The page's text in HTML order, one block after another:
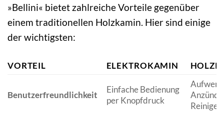
»Bellini« bietet zahlreiche Vorteile gegenüber
einem traditionellen Holzkamin. Hier sind einige
der wichtigsten:
VORTEIL ELEKTROKAMIN
Benutzerfreundlichkeit
Einfache Bedienung
per Knopfdruck
Reinigen